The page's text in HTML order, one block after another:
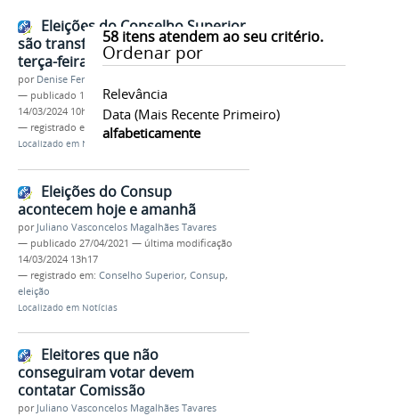
58itens atendem ao seu critério.
Ordenar por
Relevância
Data (mais Recente Primeiro)
alfabeticamente
Eleições do Conselho Superior
são transferidas para a próxima
terça-feira, 23 de fevereiro
por Denise Ferreira dos Santos
— publicado 18/02/2021—última modificação
14/03/2024 10h17
— registrado em:
Conselho Superior Consup
Localizado em Notícias
Eleições do Consup
acontecem hoje e amanhã
por Juliano Vasconcelos Magalhães Tavares
— publicado 27/04/2021 — última modificação
14/03/2024 13h17
— registrado em: Conselho Superior, Consup,
eleição
Localizado em Notícias
Eleitores que não
conseguiram votar devem
contatar Comissão
por Juliano Vasconcelos Magalhães Tavares